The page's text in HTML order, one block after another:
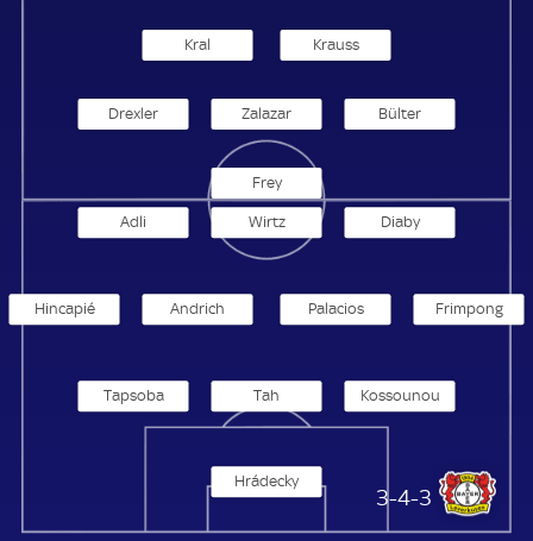
Kral Krauss
Drexler Zalazar Bülter
Frey
Bayer 04 Leverkusen
3-4-3
Hrádecky
Kossounou
Tah
Tapsoba
Frimpong
Palacios
Andrich
Hincapié
Diaby
Wirtz
Adli